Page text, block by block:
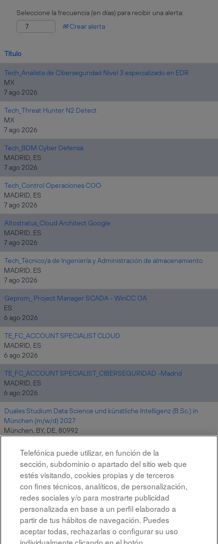
Seleccione la frecuencia (en días) para recibir una alerta:
Crear alerta
Título
Tech_Analista de Ciberseguridad Nivel 3 especializado en EDR
MX
7 ago 2026
Tech_Threat Hunter N2 Detect
MX
7 ago 2026
Tech_BDM Cyber Defensa
MADRID, ES
7 ago 2026
Tech_Control Operaciones COO
MADRID, ES
7 ago 2026
Altostratus_Cloud Architect Google
MADRID, ES
7 ago 2026
Tech_Técnico/a de Ingeniería y Administración de almacenamiento
MADRID, ES
7 ago 2026
Geprom_ Project Manager SCADA - WinCC OA
ES
6 ago 2026
TE_FC_ACCOUNT SPECIALIST CLOUD
MADRID, ES
6 ago 2026
TE_FC_ACCOUNT SPECIALIST_CIBERSEGURIDAD -Madrid
MADRID, ES
6 ago 2026
Duales Studium Data Science und künstliche Intelligenz (B.Sc.) in
München (m/w/d) 2027
München, BY, DE, 80992
Resultados
Telefónica puede utilizar, en función de la
sección, subdominio o apartado del sitio web que
estés visitando, cookies propias y de terceros
con fines técnicos, analíticos, de personalización,
redes sociales y/o para mostrarte publicidad
personalizada en base a un perfil elaborado a
partir de tus hábitos de navegación. Puedes
aceptar todas, rechazarlas o configurar su uso